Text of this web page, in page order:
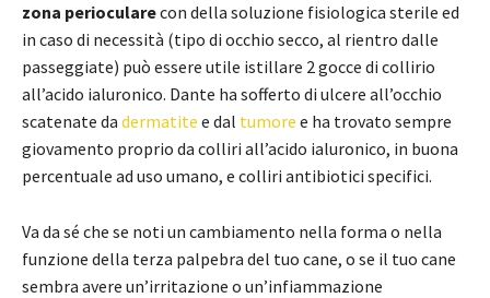
zona periocularecon della soluzione fisiologica sterile ed
in caso di necessità (tipo di occhio secco, al rientro dalle
passeggiate) può essere utile istillare 2 gocce di collirio
all’acido ialuronico. Dante ha sofferto di ulcere all’occhio
scatenate da dermatite e dal tumore e ha trovato sempre
giovamento proprio da colliri all’acido ialuronico, in buona
percentuale ad uso umano, e colliri antibiotici specifici.
Va da sé che se noti un cambiamento nella forma o nella
funzione della terza palpebra del tuo cane, o se il tuo cane
sembra avere un’irritazione o un’infiammazione